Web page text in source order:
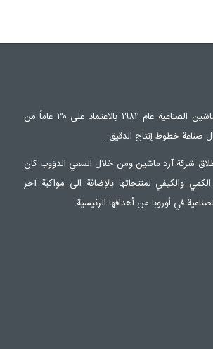
تأسست شركت آرد ماشين الصناعية عام ۱۹۸۲ بالاعتماد على ۳۰ عاماً من
صناعة خطوط إنتاج الدقيق .
شركة آرد ماشين ومن خلال السعي الدؤوب كان
والكيفي لمنتجاتها بالإضافة الى مواكبة آخر
في أوروبا من أهدافها الرئيسية.